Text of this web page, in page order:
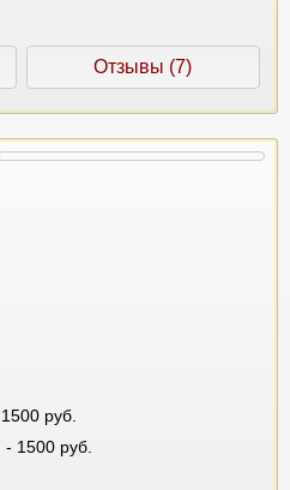
Отзывы (7)
руб.
1500 руб.